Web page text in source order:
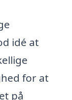
idé at
for at
på